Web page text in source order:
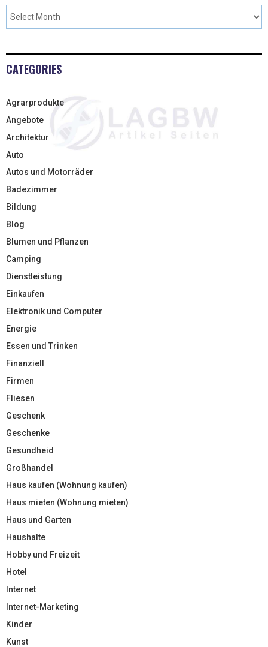
CATEGORIES
Agrarprodukte
Angebote
Architektur
Auto
Autos und Motorräder
Badezimmer
Bildung
Blog
Blumen und Pflanzen
Camping
Dienstleistung
Einkaufen
Elektronik und Computer
Energie
Essen und Trinken
Finanziell
Firmen
Fliesen
Geschenk
Geschenke
Gesundheid
Großhandel
Haus kaufen (Wohnung kaufen)
Haus mieten (Wohnung mieten)
Haus und Garten
Haushalte
Hobby und Freizeit
Hotel
Internet
Internet-Marketing
Kinder
Kunst